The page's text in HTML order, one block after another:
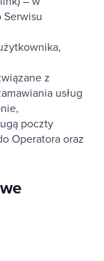
z
usług
poczty
Operatora oraz